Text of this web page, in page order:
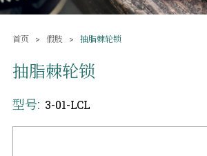
首页 假肢 抽脂棘轮锁
抽脂棘轮锁
型号: 3-01-LCL